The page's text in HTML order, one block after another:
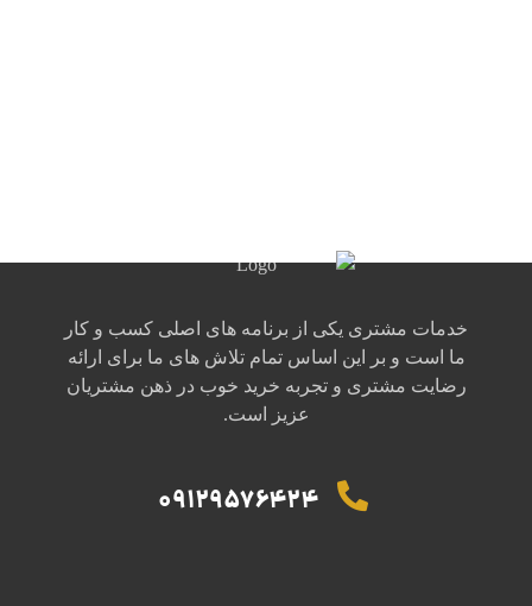
خدمات مشتری یکی از برنامه های اصلی کسب و کار
ما است و بر این اساس تمام تلاش های ما برای ارائه
رضایت مشتری و تجربه خرید خوب در ذهن مشتریان
عزیز است.
09129576424